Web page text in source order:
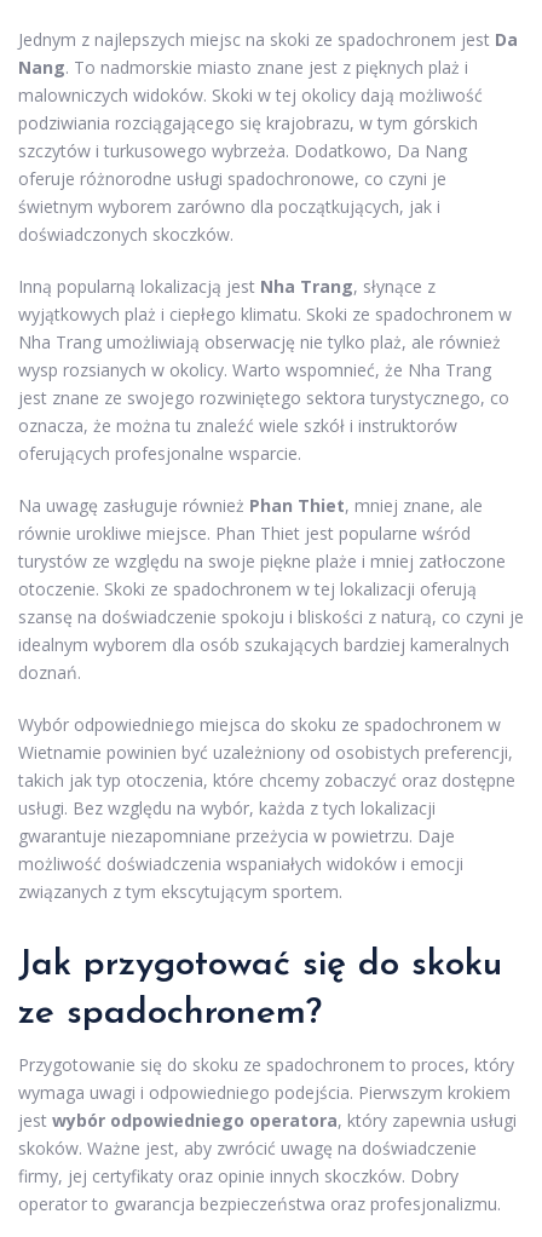
Jednym z najlepszych miejsc na skoki ze spadochronem jest Da
Nang. To nadmorskie miasto znane jest z pięknych plaż i
malowniczych widoków. Skoki w tej okolicy dają możliwość
podziwiania rozciągającego się krajobrazu, w tym górskich
szczytów i turkusowego wybrzeża. Dodatkowo, Da Nang
oferuje różnorodne usługi spadochronowe, co czyni je
świetnym wyborem zarówno dla początkujących, jak i
doświadczonych skoczków.
Inną popularną lokalizacją jest Nha Trang, słynące z
wyjątkowych plaż i ciepłego klimatu. Skoki ze spadochronem w
Nha Trang umożliwiają obserwację nie tylko plaż, ale również
wysp rozsianych w okolicy. Warto wspomnieć, że Nha Trang
jest znane ze swojego rozwiniętego sektora turystycznego, co
oznacza, że można tu znaleźć wiele szkół i instruktorów
oferujących profesjonalne wsparcie.
Na uwagę zasługuje również Phan Thiet, mniej znane, ale
równie urokliwe miejsce. Phan Thiet jest popularne wśród
turystów ze względu na swoje piękne plaże i mniej zatłoczone
otoczenie. Skoki ze spadochronem w tej lokalizacji oferują
szansę na doświadczenie spokoju i bliskości z naturą, co czyni je
idealnym wyborem dla osób szukających bardziej kameralnych
doznań.
Wybór odpowiedniego miejsca do skoku ze spadochronem w
Wietnamie powinien być uzależniony od osobistych preferencji,
takich jak typ otoczenia, które chcemy zobaczyć oraz dostępne
usługi. Bez względu na wybór, każda z tych lokalizacji
gwarantuje niezapomniane przeżycia w powietrzu. Daje
możliwość doświadczenia wspaniałych widoków i emocji
związanych z tym ekscytującym sportem.
Jak przygotować się do skoku
ze spadochronem?
Przygotowanie się do skoku ze spadochronem to proces, który
wymaga uwagi i odpowiedniego podejścia. Pierwszym krokiem
jest wybór odpowiedniego operatora, który zapewnia usługi
skoków. Ważne jest, aby zwrócić uwagę na doświadczenie
firmy, jej certyfikaty oraz opinie innych skoczków. Dobry
operator to gwarancja bezpieczeństwa oraz profesjonalizmu.